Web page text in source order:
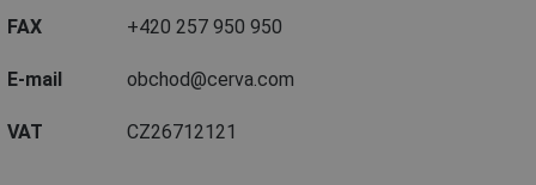
FAX +420 257 950 950
E-mail obchod@cerva.com
VAT CZ26712121